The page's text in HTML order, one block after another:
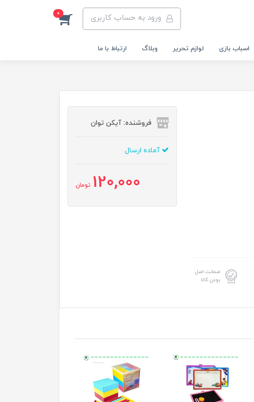
ورود به حساب کاربری 0
اسباب بازی لوازم تحریر وبلاگ ارتباط با ما
ضمانت اصل
بودن کالا
فروشنده: آیکن توان
آماده ارسال
120,000 تومان